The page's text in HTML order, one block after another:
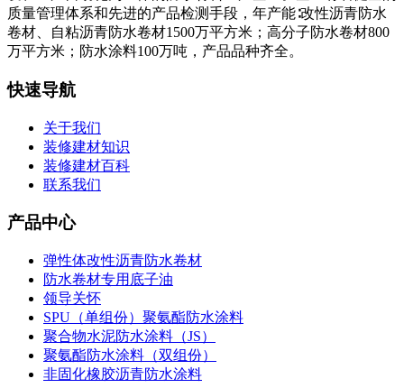
质量管理体系和先进的产品检测手段，年产能∶改性沥青防水
卷材、自粘沥青防水卷材1500万平方米；高分子防水卷材800
万平方米；防水涂料100万吨，产品品种齐全。
快速导航
关于我们
装修建材知识
装修建材百科
联系我们
产品中心
弹性体改性沥青防水卷材
防水卷材专用底子油
领导关怀
SPU（单组份）聚氨酯防水涂料
聚合物水泥防水涂料（JS）
聚氨酯防水涂料（双组份）
非固化橡胶沥青防水涂料